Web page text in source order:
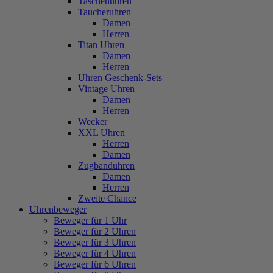
Taucheruhren
Damen
Herren
Titan Uhren
Damen
Herren
Uhren Geschenk-Sets
Vintage Uhren
Damen
Herren
Wecker
XXL Uhren
Herren
Damen
Zugbanduhren
Damen
Herren
Zweite Chance
Uhrenbeweger
Beweger für 1 Uhr
Beweger für 2 Uhren
Beweger für 3 Uhren
Beweger für 4 Uhren
Beweger für 6 Uhren